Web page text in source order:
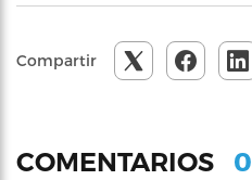
Compartir
COMENTARIOS 0